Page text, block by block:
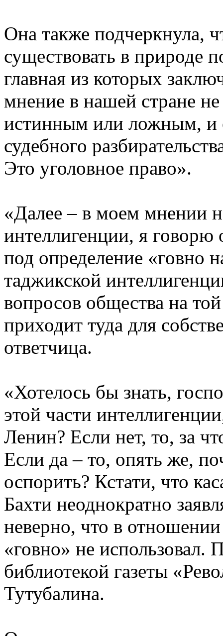
Она также подчеркнула,
существовать в природе
главная из которых
мнение в нашей стране
истинным или ложным, и
судебного
Это уголовное право».
«Далее – в моем мнении
интеллигенции, я
под определение «говно
таджикской
вопросов общества на
приходит туда для
ответчица.
«Хотелось бы знать,
этой части
Ленин? Если нет, то, за
Если да – то, опять же,
оспорить? Кстати, что
Бахти неоднократно
неверно, что в
«говно» не использовал.
библиотекой газеты
Тутубалина.